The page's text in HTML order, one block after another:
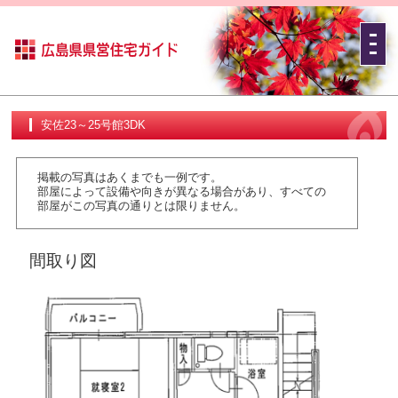
安佐23～25号館3DK
掲載の写真はあくまでも一例です。
部屋によって設備や向きが異なる場合があり、すべての
部屋がこの写真の通りとは限りません。
間取り図